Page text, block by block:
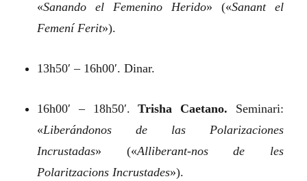
«Sanando el Femenino Herido» («Sanant el
Femení Ferit»).
13h50′ – 16h00′. Dinar.
16h00′ – 18h50′.Trisha Caetano. Seminari:
«Liberándonos de las Polarizaciones
Incrustadas» («Alliberant-nos de les
Polaritzacions Incrustades»).